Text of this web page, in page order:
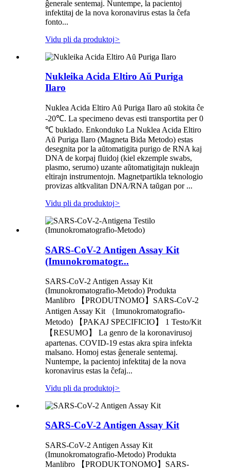
ĝenerale sentemaj. Nuntempe, la pacientoj
infektitaj de la nova koronavirus estas la ĉefa
fonto...
Vidu pli da produktoj>
Nukleika Acida Eltiro Aŭ Puriga
Ilaro
Nuklea Acida Eltiro Aŭ Puriga Ilaro aŭ stokita ĉe
-20℃. La specimeno devas esti transportita per 0
℃ buklado. Enkonduko La Nuklea Acida Eltiro
Aŭ Puriga Ilaro (Magneta Bida Metodo) estas
desegnita por la aŭtomatigita purigo de RNA kaj
DNA de korpaj fluidoj (kiel ekzemple swabs,
plasmo, serumo) uzante aŭtomatigitajn nukleajn
eltirajn instrumentojn. Magnetpartikla teknologio
provizas altkvalitan DNA/RNA taŭgan por ...
Vidu pli da produktoj>
SARS-CoV-2 Antigen Assay Kit
(Imunokromatogr...
SARS-CoV-2 Antigen Assay Kit
(Imunokromatografio-Metodo) Produkta
Manlibro 【PRODUTNOMO】SARS-CoV-2
Antigen Assay Kit （Imunokromatografio-
Metodo) 【PAKAJ SPECIFICIO】 1 Testo/Kit
【RESUMO】 La genro de la koronavirusoj
apartenas. COVID-19 estas akra spira infekta
malsano. Homoj estas ĝenerale sentemaj.
Nuntempe, la pacientoj infektitaj de la nova
koronavirus estas la ĉefaj...
Vidu pli da produktoj>
SARS-CoV-2 Antigen Assay Kit
SARS-CoV-2 Antigen Assay Kit
(Imunokromatografio-Metodo) Produkta
Manlibro 【PRODUKTONOMO】SARS-